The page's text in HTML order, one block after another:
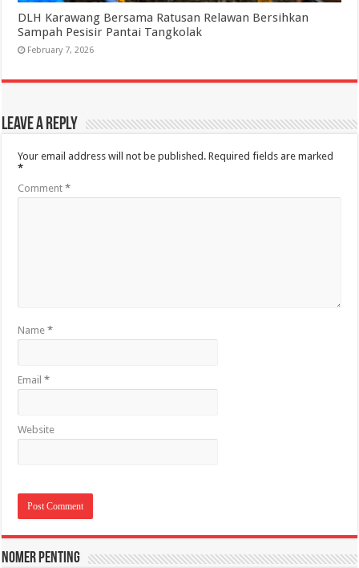
DLH Karawang Bersama Ratusan Relawan Bersihkan
Sampah Pesisir Pantai Tangkolak
February 7, 2026
Leave a Reply
Your email address will not be published. Required fields are marked
*
Comment*
Name*
Email*
Website
Nomer Penting